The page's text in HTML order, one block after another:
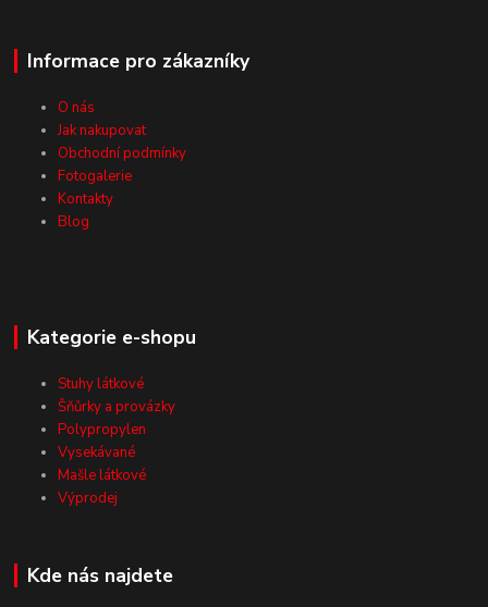
Informace pro zákazníky
O nás
Jak nakupovat
Obchodní podmínky
Fotogalerie
Kontakty
Blog
Kategorie e-shopu
Stuhy látkové
Šňůrky a provázky
Polypropylen
Vysekávané
Mašle látkové
Výprodej
Kde nás najdete